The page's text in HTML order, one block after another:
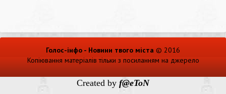
Голос-інфо - Новини твого міста © 2016
Копіювання матеріалів тільки з посиланням на джерело
Created by f@eToN